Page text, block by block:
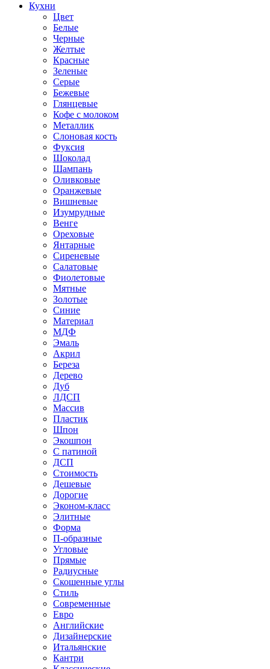
Кухни
Цвет
Белые
Черные
Желтые
Красные
Зеленые
Серые
Бежевые
Глянцевые
Кофе с молоком
Металлик
Слоновая кость
Фуксия
Шоколад
Шампань
Оливковые
Оранжевые
Вишневые
Изумрудные
Венге
Ореховые
Янтарные
Сиреневые
Салатовые
Фиолетовые
Мятные
Золотые
Синие
Материал
МДФ
Эмаль
Акрил
Береза
Дерево
Дуб
ЛДСП
Массив
Пластик
Шпон
Экошпон
С патиной
ДСП
Стоимость
Дешевые
Дорогие
Эконом-класс
Элитные
Форма
П-образные
Угловые
Прямые
Радиусные
Скошенные углы
Стиль
Современные
Евро
Английские
Дизайнерские
Итальянские
Кантри